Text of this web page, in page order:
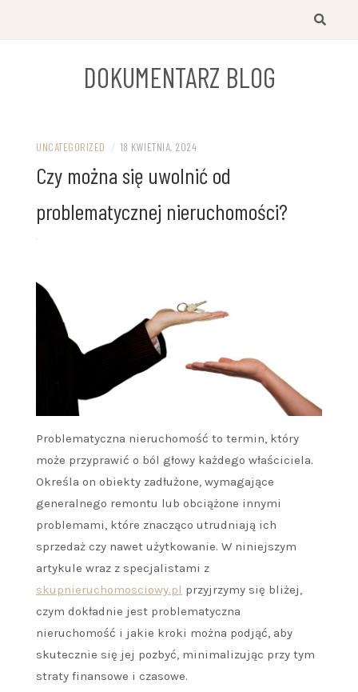
DOKUMENTARZ BLOG
UNCATEGORIZED / 18 KWIETNIA, 2024
Czy można się uwolnić od
problematycznej nieruchomości?
Problematyczna nieruchomość to termin, który
może przyprawić o ból głowy każdego właściciela.
Określa on obiekty zadłużone, wymagające
generalnego remontu lub obciążone innymi
problemami, które znacząco utrudniają ich
sprzedaż czy nawet użytkowanie. W niniejszym
artykule wraz z specjalistami z
skupnieruchomosciowy.pl przyjrzymy się bliżej,
czym dokładnie jest problematyczna
nieruchomość i jakie kroki można podjąć, aby
skutecznie się jej pozbyć, minimalizując przy tym
straty finansowe i czasowe.